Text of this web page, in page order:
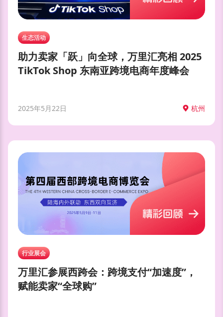
生态活动
助力卖家「跃」向全球，万里汇亮相 2025
TikTok Shop 东南亚跨境电商年度峰会
2025年5月22日 杭州
行业展会
万里汇参展西跨会：跨境支付“加速度”，
赋能卖家“全球购”